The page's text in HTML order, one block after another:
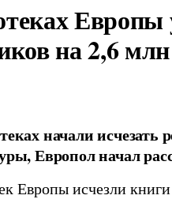
Европы
на 2,6
начали исчезать
Европол начал
Европы исчезли